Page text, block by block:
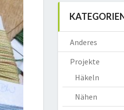
Anderes
Projekte
Häkeln
Nähen